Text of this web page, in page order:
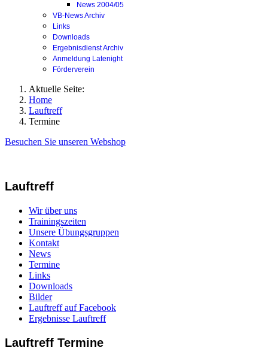
News 2004/05
VB-News Archiv
Links
Downloads
Ergebnisdienst Archiv
Anmeldung Latenight
Förderverein
Aktuelle Seite:
Home
Lauftreff
Termine
Besuchen Sie unseren Webshop
Lauftreff
Wir über uns
Trainingszeiten
Unsere Übungsgruppen
Kontakt
News
Termine
Links
Downloads
Bilder
Lauftreff auf Facebook
Ergebnisse Lauftreff
Lauftreff Termine